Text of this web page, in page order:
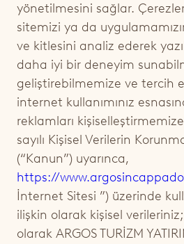
İKİ ODALI SÜİT
GRAND CAVE
yönetilmesini sağlar.
sitemizi ya da
ve kitlesini analiz ederek
daha iyi bir deneyim
geliştirebilmemize ve tercih
internet kullanımınız
reklamları
sayılı Kişisel Verilerin
(“Kanun”) uyarınca,
https://
İnternet Sitesi ”) üzerinde
ilişkin olarak kişisel
olarak ARGOS TURİZM